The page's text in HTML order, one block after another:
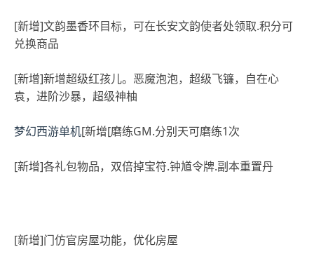
[新增]文韵墨香环目标，可在长安文韵使者处领取.积分可
兑换商品
[新增]新增超级红孩儿。恶魔泡泡，超级飞镰，自在心
袁，进阶沙暴，超级神柚
梦幻西游单机[新增[磨练GM.分别天可磨练1次
[新增]各礼包物品，双倍掉宝符.钟馗令牌.副本重置丹
[新增]门仿官房屋功能，优化房屋